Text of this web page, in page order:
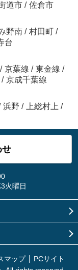
道市 / 佐倉市
野南 / 村田町 /
台
/ 京葉線 / 東金線 /
/ 京成千葉線
浜野 / 上総村上 /
せ
火曜日
マップ
PCサイト